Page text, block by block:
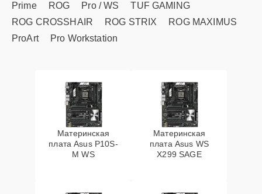
Prime ROG Pro / WS
TUF GAMING
ROG CROSSHAIR
ROG STRIX
ROG MAXIMUS
ProArt
Pro Workstation
Материнская
плата Asus P10S-
M WS
Материнская
плата Asus WS
X299 SAGE